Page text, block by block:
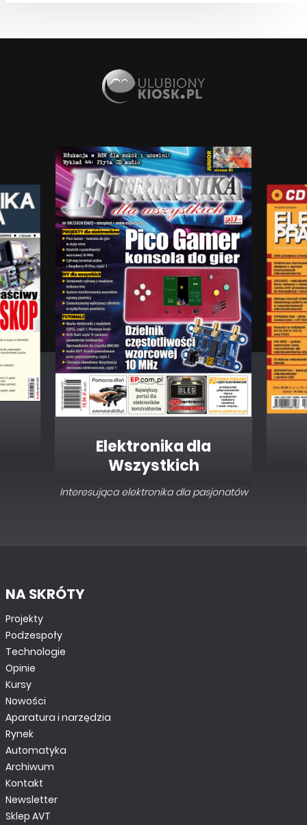
Komputer samochodowy Mee 2.0 (1)
PROJEKTY SOFT
Podwieszany ploter z Raspberry PI
PROJEKTY CZYTELNIKÓW
Regulator obrotów silnika prądu stałego 200 V z
układem U2008B
Elektronika dla
Wszystkich
Interesująca elektronika dla pasjonatów
NA SKRÓTY
Projekty
Podzespoły
Technologie
Opinie
Kursy
Nowości
Aparatura i narzędzia
Rynek
Automatyka
Archiwum
Kontakt
Newsletter
Sklep AVT